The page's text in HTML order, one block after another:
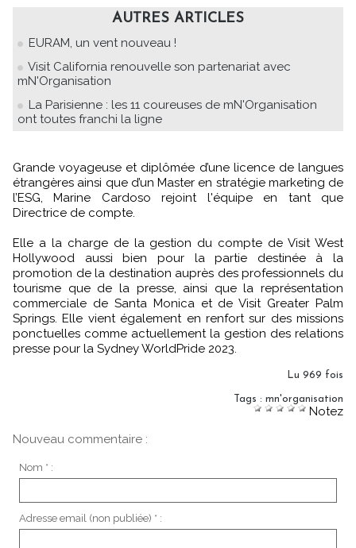
AUTRES ARTICLES
EURAM, un vent nouveau !
Visit California renouvelle son partenariat avec
mN'Organisation
La Parisienne : les 11 coureuses de mN'Organisation
ont toutes franchi la ligne
Grande voyageuse et diplômée d’une licence de langues
étrangères ainsi que d’un Master en stratégie marketing de
l’ESG, Marine Cardoso rejoint l'équipe en tant que
Directrice de compte.
Elle a la charge de la gestion du compte de Visit West
Hollywood aussi bien pour la partie destinée à la
promotion de la destination auprès des professionnels du
tourisme que de la presse, ainsi que la représentation
commerciale de Santa Monica et de Visit Greater Palm
Springs. Elle vient également en renfort sur des missions
ponctuelles comme actuellement la gestion des relations
presse pour la Sydney WorldPride 2023.
Lu 969 fois
Tags : mn'organisation
Notez
Nouveau commentaire :
Nom * :
Adresse email (non publiée) * :